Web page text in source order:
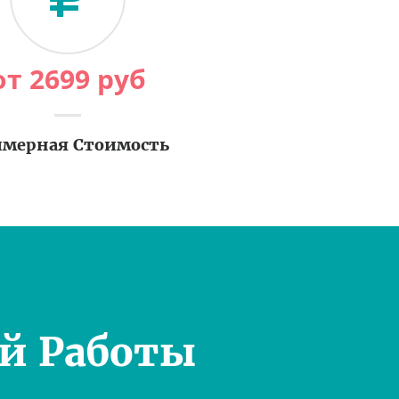
2699 руб
Стоимость
Работы